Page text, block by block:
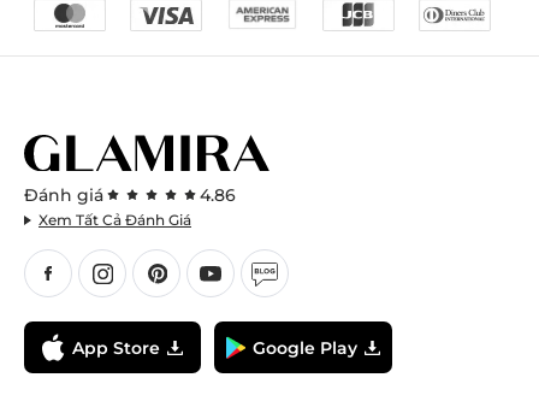
Đánh giá 4.86
Xem Tất Cả Đánh Giá
App Store Google Play